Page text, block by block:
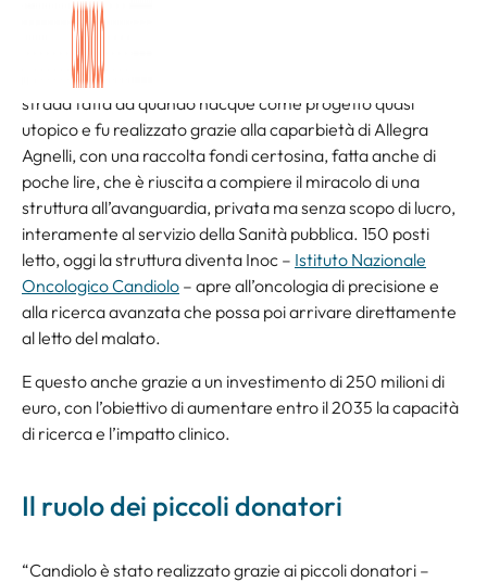
grande d’Italia.
L’Irccs di Candiolo si racconta a Roma, al ministero della
Salute,alla presenza del ministro Schillaci, racconta la
strada fatta da quando nacque come progetto quasi
utopico e fu realizzato grazie alla caparbietà di Allegra
Agnelli, con una raccolta fondi certosina, fatta anche di
poche lire, che è riuscita a compiere il miracolo di una
struttura all’avanguardia, privata ma senza scopo di lucro,
interamente al servizio della Sanità pubblica. 150 posti
letto, oggi la struttura diventa Inoc – Istituto Nazionale
Oncologico Candiolo – apre all’oncologia di precisione e
alla ricerca avanzata che possa poi arrivare direttamente
al letto del malato.
E questo anche grazie a un investimento di 250 milioni di
euro, con l’obiettivo di aumentare entro il 2035 la capacità
di ricerca e l’impatto clinico.
Il ruolo dei piccoli donatori
“Candiolo è stato realizzato grazie ai piccoli donatori –